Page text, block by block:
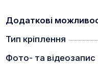
ДИСПЛЕЙ
Додаткові
Тип кріплення
Фото- та відеозапис